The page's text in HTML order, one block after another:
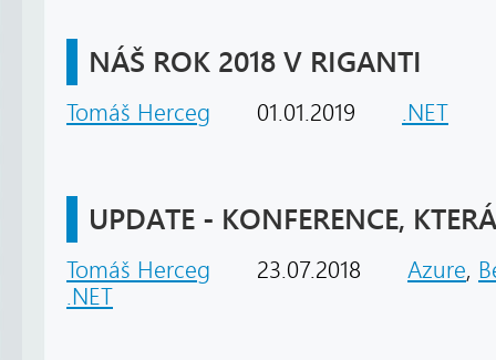
NÁŠ ROK 2018 V RIGANTI
Tomáš Herceg 01.01.2019 .NET
UPDATE - KONFERENCE,
Tomáš Herceg 23.07.2018 Azure,
.NET